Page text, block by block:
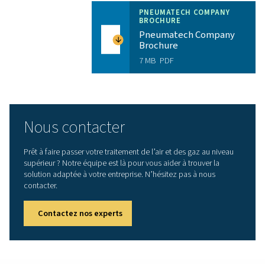
innovants aux équipes commerciales axées sur le
techniciens de service dédiés, chaque employé de
s’engage à fournir des solutions et une
exceptionnelles. Nous investissons dans la
développement continus pour nous assurer que
Présence mondiale,
Notre clientèle s'est élargie à l'échelle mondiale, tout
notre rayon d'action. Nous disposons aujourd'hui
de production en Belgique, aux Pays-Bas, en Italie, au
Uni, en Chine et aux États-Unis, soutenues par
centres de distribution et des représentations locales
de 20 pays. Ce réseau mondial garantit à nos
assistance rapide et localisée, où qu'ils se